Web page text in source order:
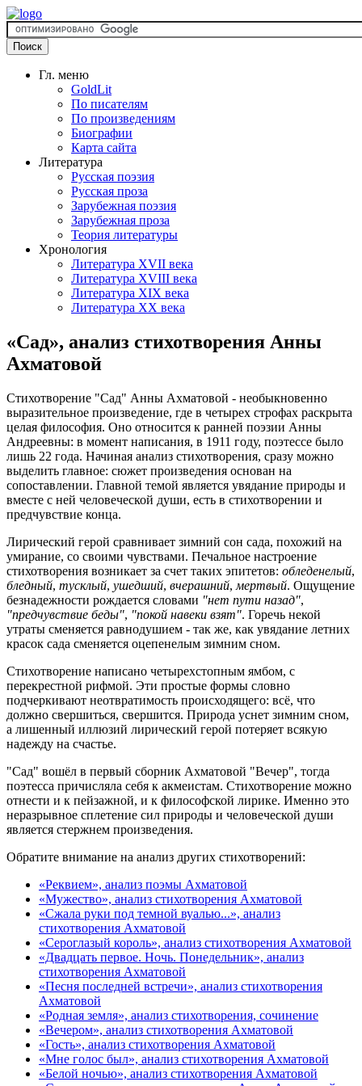
Гл. меню
GoldLit
По писателям
По произведениям
Биографии
Карта сайта
Литература
Русская поэзия
Русская проза
Зарубежная поэзия
Зарубежная проза
Теория литературы
Хронология
Литература XVII века
Литература XVIII века
Литература XIX века
Литература XX века
«Сад», анализ стихотворения Анны
Ахматовой
Стихотворение "Сад" Анны Ахматовой - необыкновенно
выразительное произведение, где в четырех строфах раскрыта
целая философия. Оно относится к ранней поэзии Анны
Андреевны: в момент написания, в 1911 году, поэтессе было
лишь 22 года. Начиная анализ стихотворения, сразу можно
выделить главное: сюжет произведения основан на
сопоставлении. Главной темой является увядание природы и
вместе с ней человеческой души, есть в стихотворении и
предчувствие конца.
Лирический герой сравнивает зимний сон сада, похожий на
умирание, со своими чувствами. Печальное настроение
стихотворения возникает за счет таких эпитетов: обледенелый,
бледный, тусклый, ушедший, вчерашний, мертвый. Ощущение
безнадежности рождается словами "нет пути назад",
"предчувствие беды", "покой навеки взят". Горечь некой
утраты сменяется равнодушием - так же, как увядание летних
красок сада сменяется оцепенелым зимним сном.
Стихотворение написано четырехстопным ямбом, с
перекрестной рифмой. Эти простые формы словно
подчеркивают неотвратимость происходящего: всё, что
должно свершиться, свершится. Природа уснет зимним сном,
а лишенный иллюзий лирический герой потеряет всякую
надежду на счастье.
"Сад" вошёл в первый сборник Ахматовой "Вечер", тогда
поэтесса причисляла себя к акмеистам. Стихотворение можно
отнести и к пейзажной, и к философской лирике. Именно это
неразрывное сплетение сил природы и человеческой души
является стержнем произведения.
Обратите внимание на анализ других стихотворений:
«Реквием», анализ поэмы Ахматовой
«Мужество», анализ стихотворения Ахматовой
«Сжала руки под темной вуалью...», анализ
стихотворения Ахматовой
«Сероглазый король», анализ стихотворения Ахматовой
«Двадцать первое. Ночь. Понедельник», анализ
стихотворения Ахматовой
«Песня последней встречи», анализ стихотворения
Ахматовой
«Родная земля», анализ стихотворения, сочинение
«Вечером», анализ стихотворения Ахматовой
«Гость», анализ стихотворения Ахматовой
«Мне голос был», анализ стихотворения Ахматовой
«Белой ночью», анализ стихотворения Ахматовой